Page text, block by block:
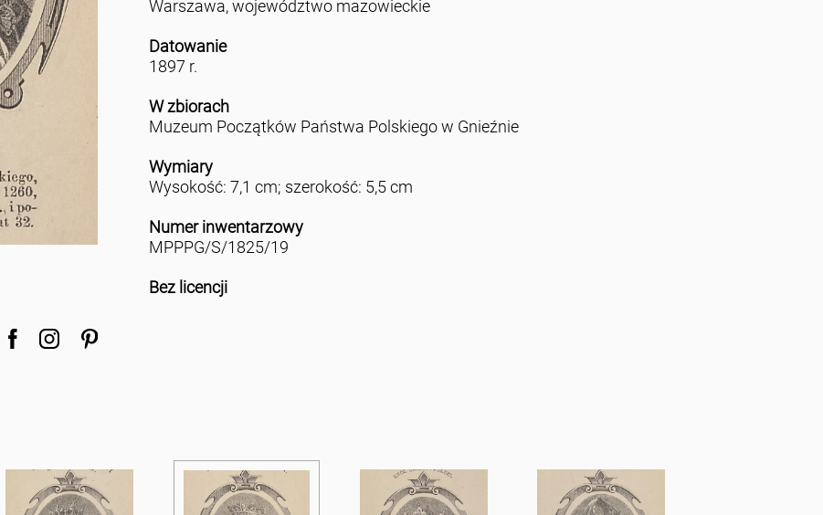
Warszawa, województwo mazowieckie
Datowanie
1897 r.
W zbiorach
Muzeum Początków Państwa Polskiego w Gnieźnie
Wymiary
Wysokość: 7,1 cm; szerokość: 5,5 cm
Numer inwentarzowy
MPPPG/S/1825/19
Bez licencji